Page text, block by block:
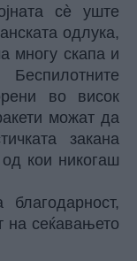
сè уште
одлука,
многу скапа и
во висок
можат да
закана
кои никогаш
на сеќавањето